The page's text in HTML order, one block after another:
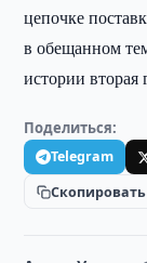
цепочке
в обещанном
истории вторая
Поделиться:
Telegram